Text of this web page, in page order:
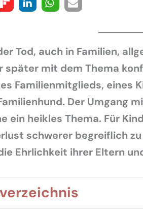
Tod, auch in Familien,
später mit dem Thema
Familienmitglieds, eines
Der Umgang
ein heikles Thema. Für
schwerer begreiflich
Ehrlichkeit ihrer Eltern